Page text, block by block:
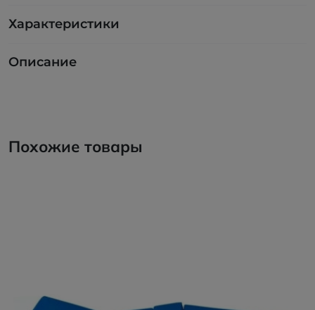
Характеристики
Описание
Похожие товары